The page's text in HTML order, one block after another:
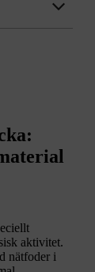
aktivitet.
nätfoder i